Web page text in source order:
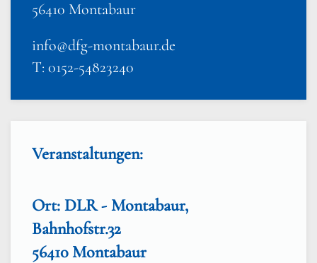
56410 Montabaur
info@dfg-montabaur.de
T: 0152-54823240
Veranstaltungen:
Ort: DLR - Montabaur,
Bahnhofstr.32
56410 Montabaur